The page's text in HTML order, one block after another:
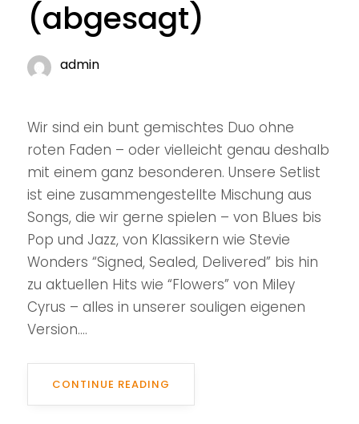
(abgesagt)
admin
Wir sind ein bunt gemischtes Duo ohne
roten Faden – oder vielleicht genau deshalb
mit einem ganz besonderen. Unsere Setlist
ist eine zusammengestellte Mischung aus
Songs, die wir gerne spielen – von Blues bis
Pop und Jazz, von Klassikern wie Stevie
Wonders “Signed, Sealed, Delivered” bis hin
zu aktuellen Hits wie “Flowers” von Miley
Cyrus – alles in unserer souligen eigenen
Version....
CONTINUE READING